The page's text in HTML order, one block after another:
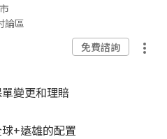
論區
免費諮詢
變更和理賠
+遠雄的配置